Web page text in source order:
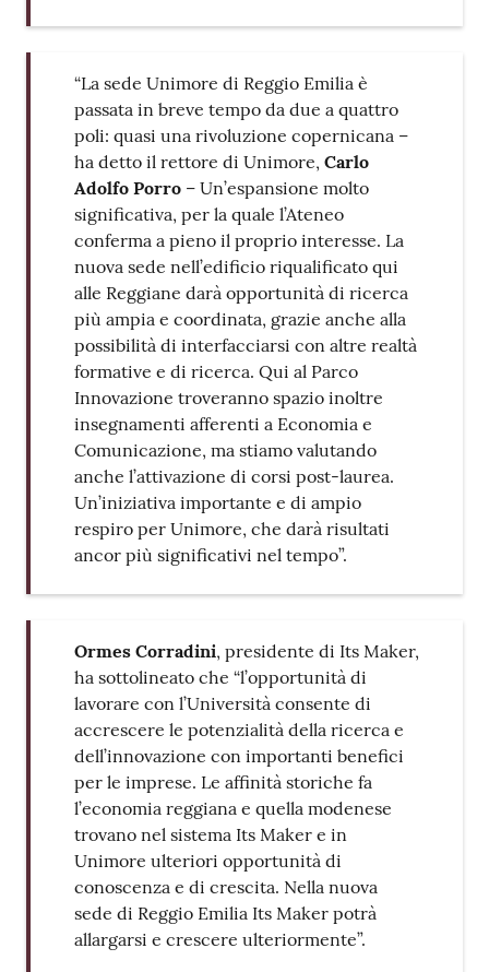
“La sede Unimore di Reggio Emilia è
passata in breve tempo da due a quattro
poli: quasi una rivoluzione copernicana –
ha detto il rettore di Unimore, Carlo
Adolfo Porro – Un’espansione molto
significativa, per la quale l’Ateneo
conferma a pieno il proprio interesse. La
nuova sede nell’edificio riqualificato qui
alle Reggiane darà opportunità di ricerca
più ampia e coordinata, grazie anche alla
possibilità di interfacciarsi con altre realtà
formative e di ricerca. Qui al Parco
Innovazione troveranno spazio inoltre
insegnamenti afferenti a Economia e
Comunicazione, ma stiamo valutando
anche l’attivazione di corsi post-laurea.
Un’iniziativa importante e di ampio
respiro per Unimore, che darà risultati
ancor più significativi nel tempo”.
Ormes Corradini, presidente di Its Maker,
ha sottolineato che “l’opportunità di
lavorare con l’Università consente di
accrescere le potenzialità della ricerca e
dell’innovazione con importanti benefici
per le imprese. Le affinità storiche fa
l’economia reggiana e quella modenese
trovano nel sistema Its Maker e in
Unimore ulteriori opportunità di
conoscenza e di crescita. Nella nuova
sede di Reggio Emilia Its Maker potrà
allargarsi e crescere ulteriormente”.